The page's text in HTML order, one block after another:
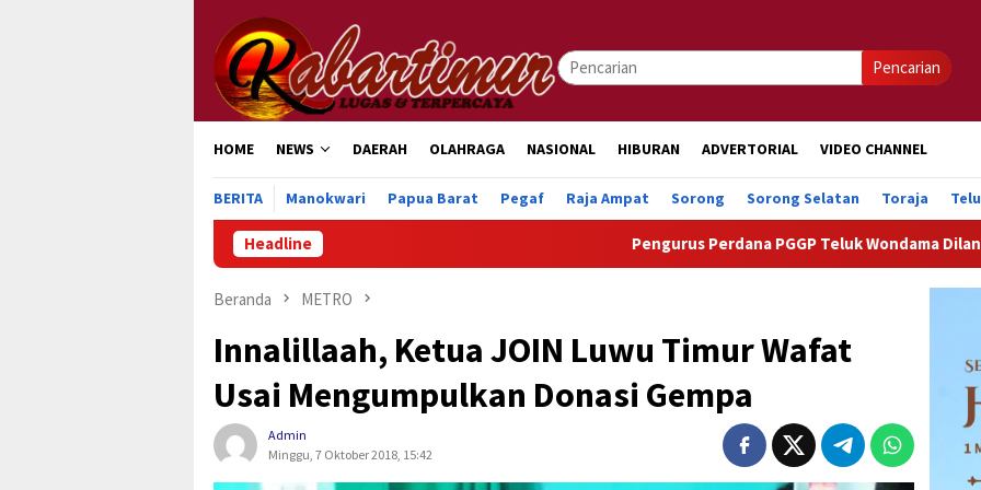
konten
Pencarian
HOME NEWS DAERAH OLAHRAGA NASIONAL HIBURAN ADVERTORIAL VIDEO CHANNEL
BERITA Manokwari Papua Barat Pegaf Raja Ampat Sorong Sorong Selatan Toraja
Headline Pengurus Perdana PGGP Teluk Wondama Dilantik, Dorong
Beranda METRO
Innalillaah, Ketua JOIN Luwu Timur Wafat
Usai Mengumpulkan Donasi Gempa
Admin
Minggu, 7 Oktober 2018, 15:42